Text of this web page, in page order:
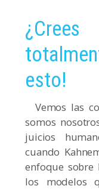
esto!
Vemos las
somos
juicios
cuando
enfoque sobre
los modelos